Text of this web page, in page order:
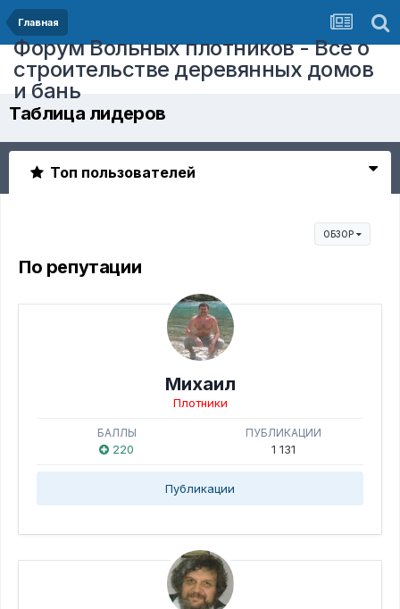
Главная
Форум Вольных плотников - Все о
строительстве деревянных домов
и бань
Таблица лидеров
Топ пользователей
ОБЗОР
По репутации
Михаил
Плотники
БАЛЛЫ
220
ПУБЛИКАЦИИ
1 131
Публикации